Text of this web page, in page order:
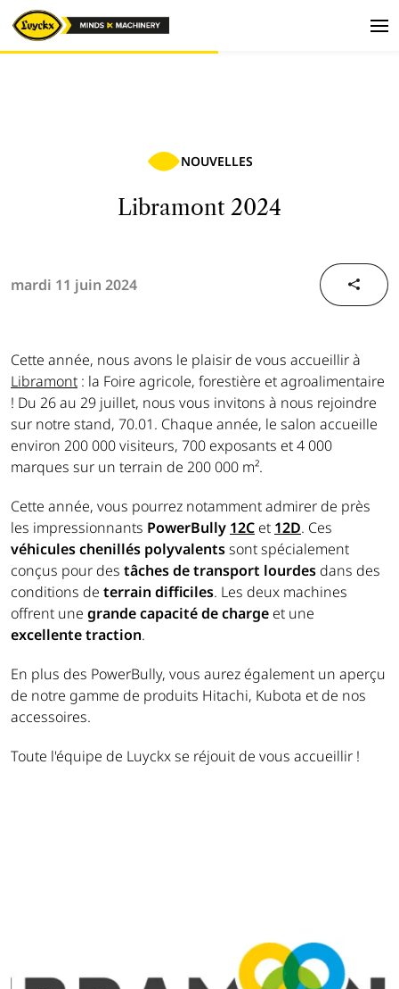
NOUVELLES
Libramont 2024
mardi 11 juin 2024
Cette année, nous avons le plaisir de vous accueillir à
Libramont : la Foire agricole, forestière et agroalimentaire
! Du 26 au 29 juillet, nous vous invitons à nous rejoindre
sur notre stand, 70.01. Chaque année, le salon accueille
environ 200 000 visiteurs, 700 exposants et 4 000
marques sur un terrain de 200 000 m².
Cette année, vous pourrez notamment admirer de près
les impressionnants PowerBully 12C et 12D. Ces
véhicules chenillés polyvalentssont spécialement
conçus pour des tâches de transport lourdes dans des
conditions de terrain difficiles. Les deux machines
offrent une grande capacitéde charge et une
excellente traction.
En plus des PowerBully, vous aurez également un aperçu
de notre gamme de produits Hitachi, Kubota et de nos
accessoires.
Toute l'équipe de Luyckx se réjouit de vous accueillir !